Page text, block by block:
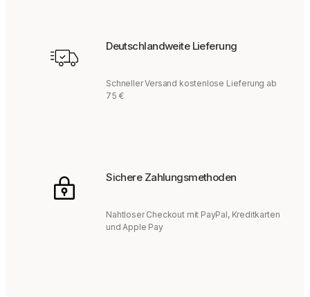
Deutschlandweite Lieferung
Schneller Versand kostenlose Lieferung ab
75 €
Sichere Zahlungsmethoden
Nahtloser Checkout mit PayPal, Kreditkarten
und Apple Pay